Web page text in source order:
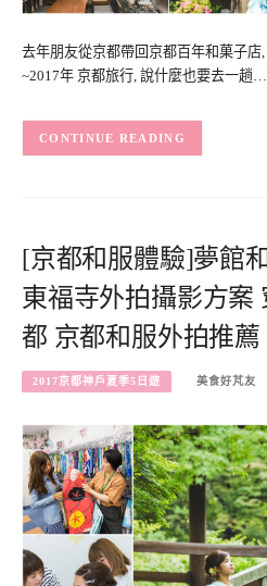
去年朋友從京都帶回京都百年和菓子
~2017年 京都旅行, 說什麼也要去一趟…
CONTINUE READING
[京都和服體驗]夢館
東福寺外拍攝影方案
都 京都和服外拍推薦
2017京都神戶夏季5日遊 美食好芃友